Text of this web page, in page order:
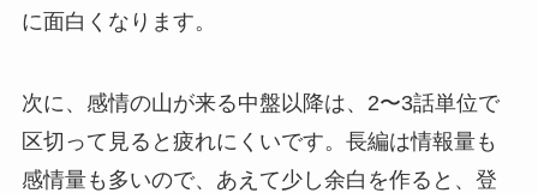
に面白くなります。
次に、感情の山が来る中盤以降は、2〜3話単位で
区切って見ると疲れにくいです。長編は情報量も
感情量も多いので、あえて少し余白を作ると、登